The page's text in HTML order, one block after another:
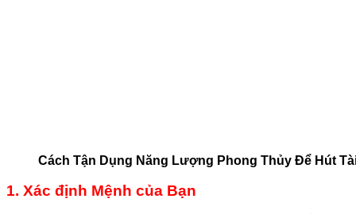
Cách Tận Dụng Năng Lượng Phong Thủy Để Hút
1. Xác định Mệnh của Bạn